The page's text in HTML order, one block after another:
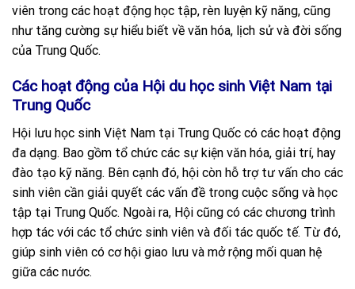
viên trong các hoạt động học tập, rèn luyện kỹ năng, cũng
như tăng cường sự hiểu biết về văn hóa, lịch sử và đời sống
của Trung Quốc.
Các hoạt động của Hội du học sinh Việt Nam tại
Trung Quốc
Hội lưu học sinh Việt Nam tại Trung Quốc có các hoạt động
đa dạng. Bao gồm tổ chức các sự kiện văn hóa, giải trí, hay
đào tạo kỹ năng. Bên cạnh đó, hội còn hỗ trợ tư vấn cho các
sinh viên cần giải quyết các vấn đề trong cuộc sống và học
tập tại Trung Quốc. Ngoài ra, Hội cũng có các chương trình
hợp tác với các tổ chức sinh viên và đối tác quốc tế. Từ đó,
giúp sinh viên có cơ hội giao lưu và mở rộng mối quan hệ
giữa các nước.